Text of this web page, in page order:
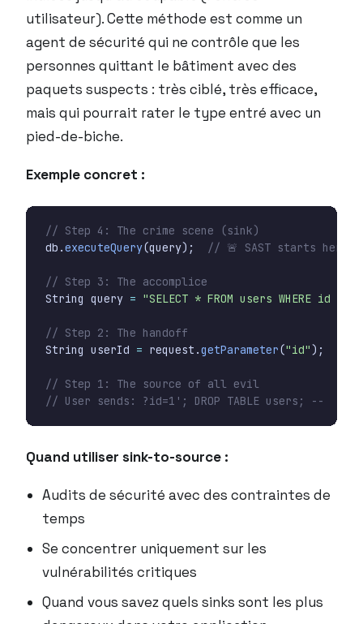
utilisateur). Cette méthode est comme un
agent de sécurité qui ne contrôle que les
personnes quittant le bâtiment avec des
paquets suspects : très ciblé, très efficace,
mais qui pourrait rater le type entré avec un
pied-de-biche.
Exemple concret :
// Step 4: The crime scene (sink)
db .executeQuery(query); // 🚨 SAST starts here
// Step 3: The accomplice
String query = "SELECT * FROM users WHERE id = "
// Step 2: The handoff
String userId = request .getParameter("id");
// Step 1: The source of all evil
// User sends: ?id=1'; DROP TABLE users; --
Quand utiliser sink-to-source :
Audits de sécurité avec des contraintes de
temps
Se concentrer uniquement sur les
vulnérabilités critiques
Quand vous savez quels sinks sont les plus